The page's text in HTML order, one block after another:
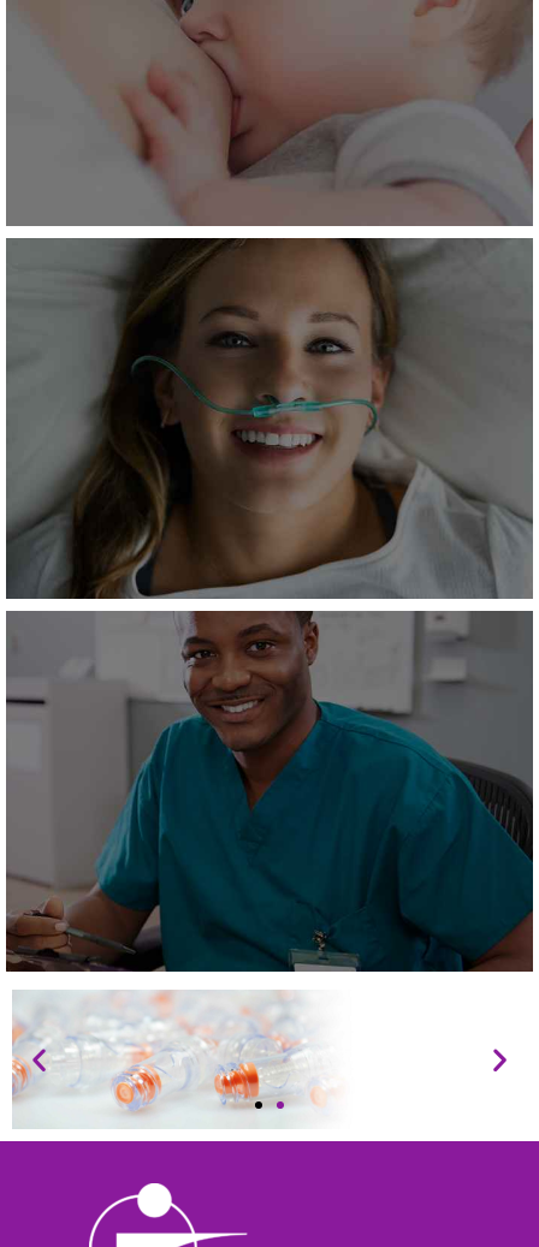
Nutrition
EN SAVOIR +
Aspiration - Ventilation
EN SAVOIR +
Autres produits
EN SAVOIR +